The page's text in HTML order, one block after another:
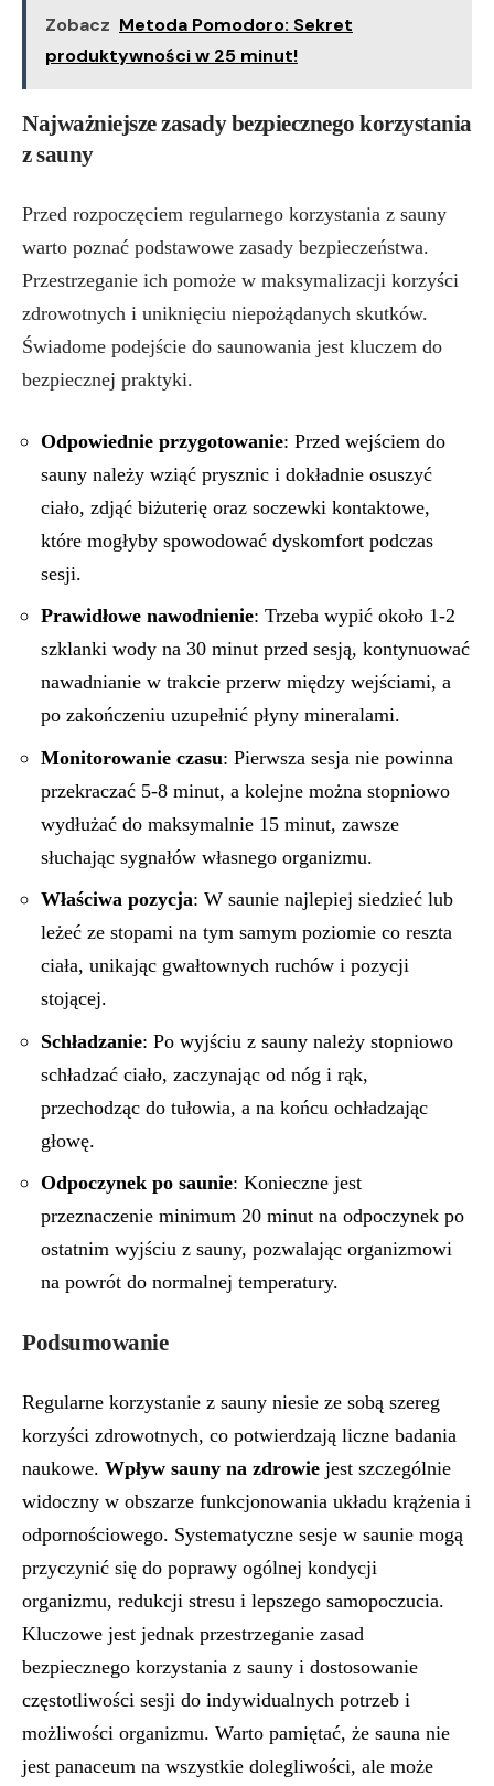
Zobacz Metoda Pomodoro: Sekret
produktywności w 25 minut!
Najważniejsze zasady bezpiecznego korzystania
z sauny
Przed rozpoczęciem regularnego korzystania z sauny
warto poznać podstawowe zasady bezpieczeństwa.
Przestrzeganie ich pomoże w maksymalizacji korzyści
zdrowotnych i uniknięciu niepożądanych skutków.
Świadome podejście do saunowania jest kluczem do
bezpiecznej praktyki.
Odpowiednie przygotowanie: Przed wejściem do
sauny należy wziąć prysznic i dokładnie osuszyć
ciało, zdjąć biżuterię oraz soczewki kontaktowe,
które mogłyby spowodować dyskomfort podczas
sesji.
Prawidłowe nawodnienie: Trzeba wypić około 1-2
szklanki wody na 30 minut przed sesją, kontynuować
nawadnianie w trakcie przerw między wejściami, a
po zakończeniu uzupełnić płyny mineralami.
Monitorowanie czasu: Pierwsza sesja nie powinna
przekraczać 5-8 minut, a kolejne można stopniowo
wydłużać do maksymalnie 15 minut, zawsze
słuchając sygnałów własnego organizmu.
Właściwa pozycja: W saunie najlepiej siedzieć lub
leżeć ze stopami na tym samym poziomie co reszta
ciała, unikając gwałtownych ruchów i pozycji
stojącej.
Schładzanie: Po wyjściu z sauny należy stopniowo
schładzać ciało, zaczynając od nóg i rąk,
przechodząc do tułowia, a na końcu ochładzając
głowę.
Odpoczynek po saunie: Konieczne jest
przeznaczenie minimum 20 minut na odpoczynek po
ostatnim wyjściu z sauny, pozwalając organizmowi
na powrót do normalnej temperatury.
Podsumowanie
Regularne korzystanie z sauny niesie ze sobą szereg
korzyści zdrowotnych, co potwierdzają liczne badania
naukowe. Wpływ sauny na zdrowie jest szczególnie
widoczny w obszarze funkcjonowania układu krążenia i
odpornościowego. Systematyczne sesje w saunie mogą
przyczynić się do poprawy ogólnej kondycji
organizmu, redukcji stresu i lepszego samopoczucia.
Kluczowe jest jednak przestrzeganie zasad
bezpiecznego korzystania z sauny i dostosowanie
częstotliwości sesji do indywidualnych potrzeb i
możliwości organizmu. Warto pamiętać, że sauna nie
jest panaceum na wszystkie dolegliwości, ale może